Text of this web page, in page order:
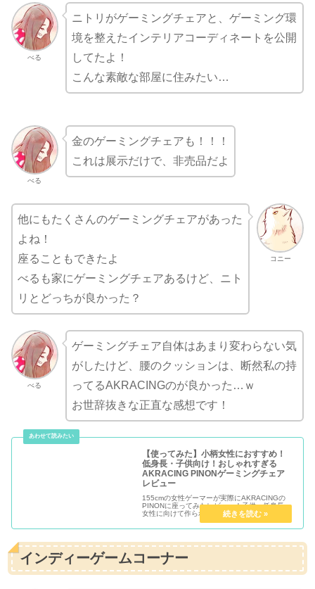
べる
ニトリがゲーミングチェアと、ゲーミング環
境を整えたインテリアコーディネートを公開
してたよ！
こんな素敵な部屋に住みたい…
べる
金のゲーミングチェアも！！！
これは展示だけで、非売品だよ
コニー
他にもたくさんのゲーミングチェアがあった
よね！
座ることもできたよ
べるも家にゲーミングチェアあるけど、ニト
リとどっちが良かった？
べる
ゲーミングチェア自体はあまり変わらない気
がしたけど、腰のクッションは、断然私の持
ってるAKRACINGのが良かった…ｗ
お世辞抜きな正直な感想です！
【使ってみた】小柄女性におすすめ！
低身長・子供向け！おしゃれすぎる
AKRACING PINONゲーミングチェア
レビュー
155cmの女性ゲーマーが実際にAKRACINGの
PINONに座ってみたレビュー！子供・低身長・
女性に向けて作られているので、かなりフィッ
トする！ゲーム以外に、勉強・在宅勤務にめち
ゃくちゃおすすめ！圧倒的に座り心地が違って
らなかったけど、このゲーミングチェアにある
☓☓☓が疲労軽減してくれる！
インディーゲームコーナー